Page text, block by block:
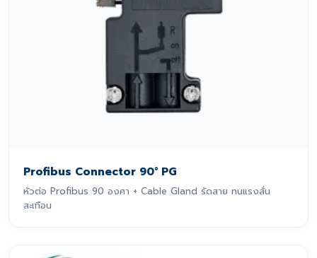
Profibus Connector 90° PG
หัวต่อ Profibus 90 องศา + Cable Gland รัดสาย ทนแรงสั่น
สะเทือน